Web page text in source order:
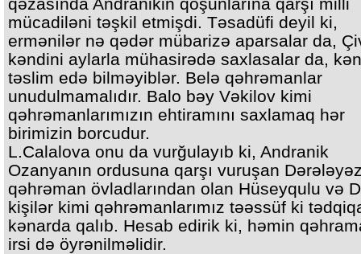
mücadiləni təşkil etmişdi. Təsadüfi deyil ki,
ermənilər nə qədər mübarizə aparsalar da,
kəndini aylarla mühasirədə saxlasalar da,
təslim edə bilməyiblər. Belə qəhrəmanlar
unudulmamalıdır. Balo bəy Vəkilov kimi
qəhrəmanlarımızın ehtiramını saxlamaq hər
birimizin borcudur.
L.Calalova onu da vurğulayıb ki, Andranik
Ozanyanın ordusuna qarşı vuruşan
qəhrəman övladlarından olan Hüseyqulu və
kişilər kimi qəhrəmanlarımız təəssüf ki
kənarda qalıb. Hesab edirik ki, həmin
irsi də öyrənilməlidir.